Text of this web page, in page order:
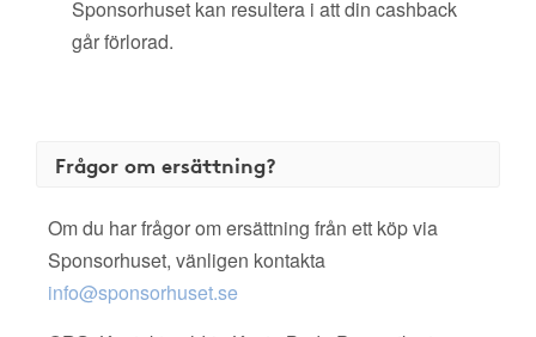
Sponsorhuset kan resultera i att din cashback
går förlorad.
Frågor om ersättning?
Om du har frågor om ersättning från ett köp via
Sponsorhuset, vänligen kontakta
info@sponsorhuset.se